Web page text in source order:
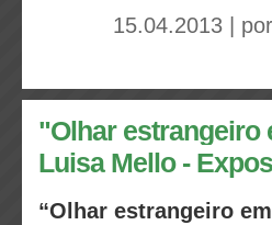
15.04.2013 | por
"Olhar estrangeiro
Luisa
“Olhar estrangeiro